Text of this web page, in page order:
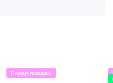
Лидер продаж